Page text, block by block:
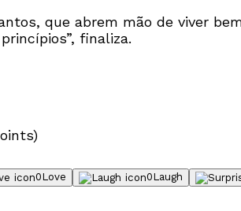
que abrem mão de viver
finaliza.
0Love 0Laugh